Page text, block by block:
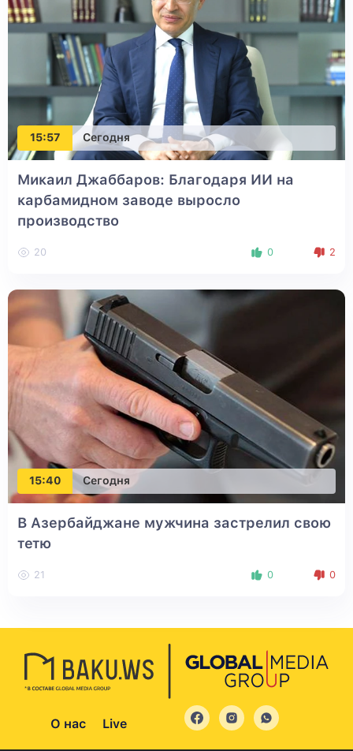
15:57 Сегодня
Микаил Джаббаров: Благодаря ИИ на
карбамидном заводе выросло
производство
20 0 2
15:40 Сегодня
В Азербайджане мужчина застрелил свою
тетю
21 0 0
О нас Live